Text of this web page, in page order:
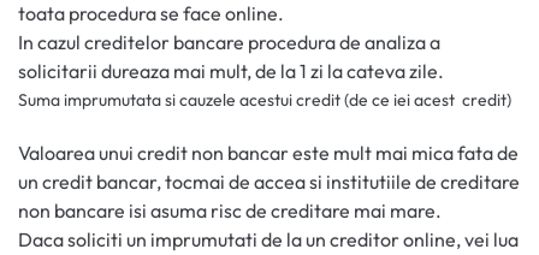
toata procedura se face online.
In cazul creditelor bancare procedura de analiza a
solicitarii dureaza mai mult, de la 1 zi la cateva zile.
Suma imprumutata si cauzele acestui credit (de ce iei acest credit)
Valoarea unui credit non bancar este mult mai mica fata de
un credit bancar, tocmai de accea si institutiile de creditare
non bancare isi asuma risc de creditare mai mare.
Daca soliciti un imprumutati de la un creditor online, vei lua